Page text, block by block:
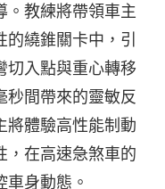
。教練將帶領車主
繞錐關卡中，引
切入點與重心轉移
秒間帶來的靈敏反
將體驗高性能制動
，在高速急煞車的
身動態。